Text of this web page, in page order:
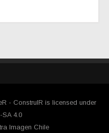
- ConstruIR is licensed under
SA 4.0
Imagen Chile